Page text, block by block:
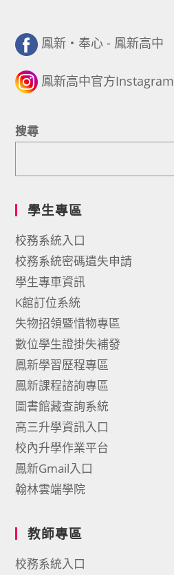
鳳新・奉心 - 鳳新高中
鳳新高中官方Instagram
搜尋
學生專區
校務系統入口
校務系統密碼遺失申請
學生專車資訊
K館訂位系統
失物招領暨惜物專區
數位學生證掛失補發
鳳新學習歷程專區
鳳新課程諮詢專區
圖書館藏查詢系統
高三升學資訊入口
校內升學作業平台
鳳新Gmail入口
翰林雲端學院
教師專區
校務系統入口